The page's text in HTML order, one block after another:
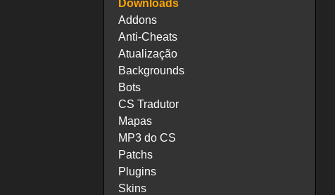
Downloads
Addons
Anti-Cheats
Atualização
Backgrounds
Bots
CS Tradutor
Mapas
MP3 do CS
Patchs
Plugins
Skins